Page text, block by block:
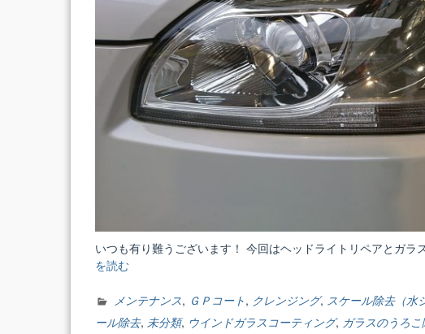
いつも有り難うございます！ 今回はヘッドライトリペアとガ
を読む
編
②”
メンテナンス, ＧＰコート, クレンジング, スケール除去（水
ール除去, 未分類, ウインドガラスコーティング, ガラスのうろ